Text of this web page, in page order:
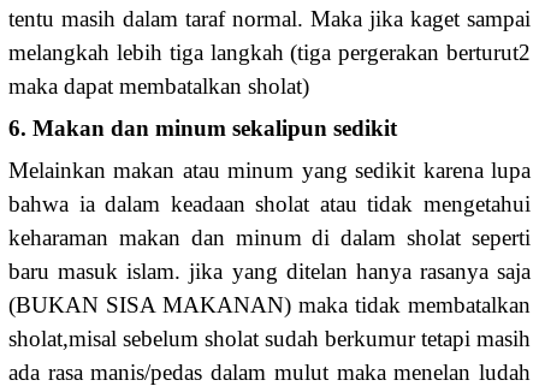
tentu masih dalam taraf normal. Maka jika kaget sampai
melangkah lebih tiga langkah (tiga pergerakan berturut2
maka dapat membatalkan sholat)
6. Makan dan minum sekalipun sedikit
Melainkan makan atau minum yang sedikit karena lupa
bahwa ia dalam keadaan sholat atau tidak mengetahui
keharaman makan dan minum di dalam sholat seperti
baru masuk islam. jika yang ditelan hanya rasanya saja
(BUKAN SISA MAKANAN) maka tidak membatalkan
sholat,misal sebelum sholat sudah berkumur tetapi masih
ada rasa manis/pedas dalam mulut maka menelan ludah